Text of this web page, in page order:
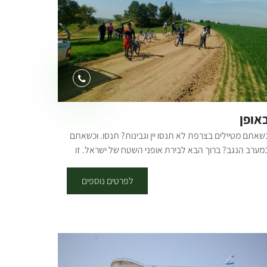
"ערוגות": ימים א-ה 9:00-17:00 ניתן לשכור את החווה
בוטיק וסדנאות. החווה פתוחה בשוטף לקבוצות
מראש.
מטיילים בצרפת לא תנסו יין וגבינות? תנסו. וכשאתם
הנגב? ברוך הבא לבירת אופני השטח של ישראל. זו
המשפחה, רק אתם והנגב. אזור יפהפה עם שפע של
אפשרויות רכיבה לכל המשפחה פתוח כל ימי השבוע בין
עבור קבוצות. אפשרות לטיול אופניים מודרך: זוגות,
פריחת הכלניות. כל מטייל שמגיע ורוכב עצמאית מקבל מפה
לפרטים נוספים